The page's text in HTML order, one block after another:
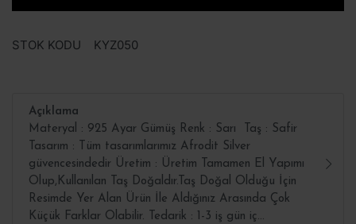
STOK KODU KYZ050
Açıklama
Materyal : 925 Ayar Gümüş Renk : Sarı Taş : Safir
Tasarım : Tüm tasarımlarımız Afrodit Silver
güvencesindedir Üretim : Üretim Tamamen El Yapımı
Olup,Kullanılan Taş Doğaldır.Taş Doğal Olduğu İçin
Resimde Yer Alan Ürün İle Aldığınız Arasında Çok
Küçük Farklar Olabilir. Tedarik : 1-3 iş gün iç...